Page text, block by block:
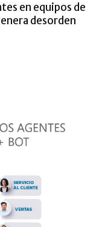
en equipos de
desorden